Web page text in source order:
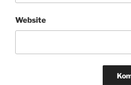
Website